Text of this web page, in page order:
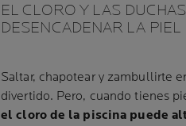
EL CLORO Y LAS
DESENCADENAR LA
Saltar, chapotear y zambullirte
divertido. Pero, cuando tienes
el cloro de la piscina puede